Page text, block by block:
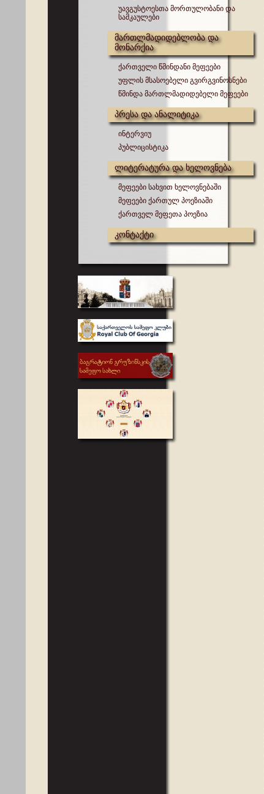
უავგუსტოესთა მორთულობანი და
სამკაულები
მართლმადიდებლობა და
მონარქია
ქართველი წმინდანი მეფეები
უფლის მსასოებელი გვირგვინოსნები
წმინდა მართლმადიდებელი მეფეები
პრესა და ანალიტიკა
ინტერვიუ
პუბლიცისტიკა
ლიტერატურა და ხელოვნება
მეფეები სახვით ხელოვნებაში
მეფეები ქართულ პოეზიაში
ქართველ მეფეთა პოეზია
კონტაქტი